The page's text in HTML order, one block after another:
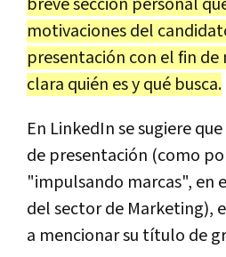
motivaciones del
presentación con el fin
clara quién es y qué busca.
En LinkedIn se sugiere
de presentación (como
"impulsando marcas", en
del sector de Marketing),
a mencionar su título de